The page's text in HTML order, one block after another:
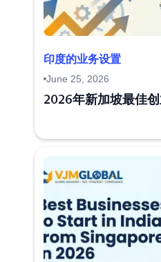
印度的业务设置
June 25, 2026
2026年新加坡最佳创